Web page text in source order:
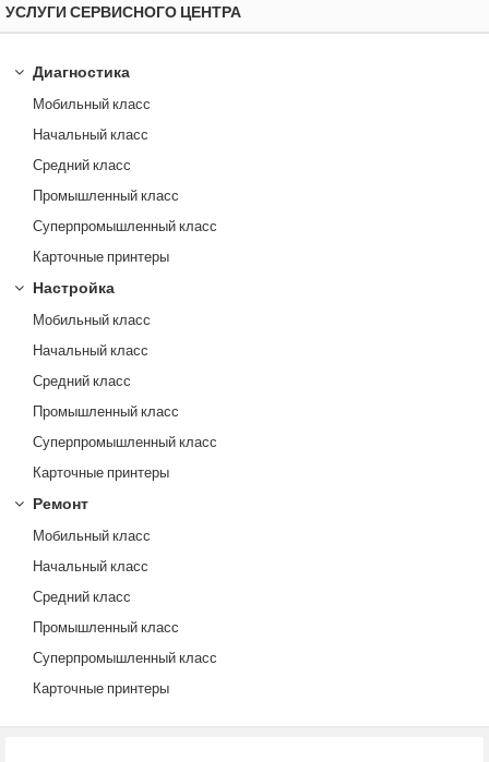
УСЛУГИ СЕРВИСНОГО ЦЕНТРА
Диагностика
Мобильный класс
Начальный класс
Средний класс
Промышленный класс
Суперпромышленный класс
Карточные принтеры
Настройка
Мобильный класс
Начальный класс
Средний класс
Промышленный класс
Суперпромышленный класс
Карточные принтеры
Ремонт
Мобильный класс
Начальный класс
Средний класс
Промышленный класс
Суперпромышленный класс
Карточные принтеры